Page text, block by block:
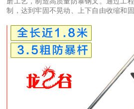
制，达到牢固不晃动、上下自由收缩和